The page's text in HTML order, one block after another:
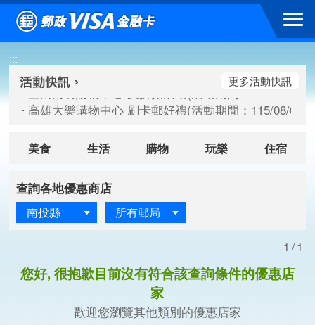
跳到主要內容區塊
:::
臺南南紡購物中心 夏折扣活動(活動期間：115/08/10-
新竹遠東巨城購物中心 2026巨城年中慶夏日BIG好刷(
臺南南紡購物中心 夏折扣活動(活動期間：115/08/10-
高雄大樂購物中心 刷卡郵好禮(活動期間：115/08/07-
更多活動快訊
美食 生活 購物 玩樂 住宿
查詢各地優惠商店
南投縣 所有郵局
1/1
您好, 很抱歉目前沒有符合該查詢條件的優惠店
家
歡迎您瀏覽其他類別的優惠店家